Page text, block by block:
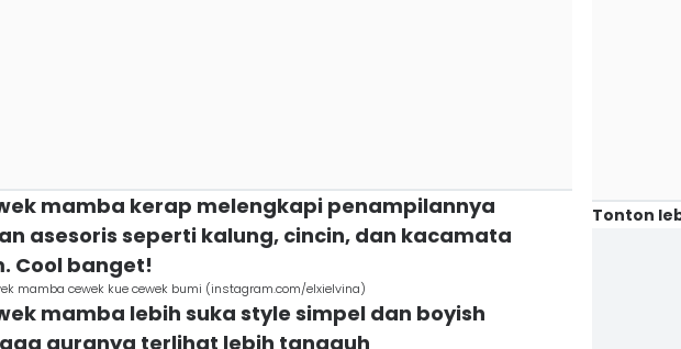
mamba kerap melengkapi penampilannya
asesoris seperti kalung, cincin, dan kacamata
Cool banget!
mamba cewek kue cewek bumi (instagram.com/elxielvina)
mamba lebih suka style simpel dan boyish
auranya terlihat lebih tangguh
Tonton